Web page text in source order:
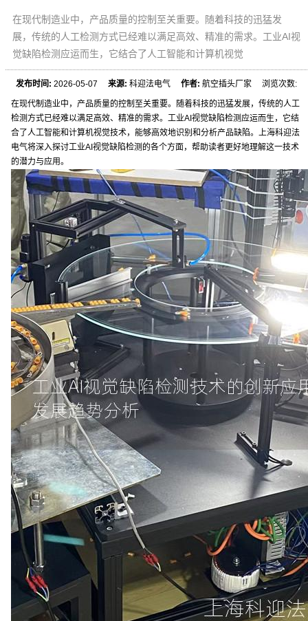
在现代制造业中，产品质量的控制至关重要。随着科技的迅猛发
展，传统的人工检测方式已经难以满足高效、精准的需求。工业AI视
觉缺陷检测应运而生，它结合了人工智能和计算机视觉
发布时间: 2026-05-07来源: 科迎法电气作者: 航空插头厂家 浏览次数:
在现代制造业中，产品质量的控制至关重要。随着科技的迅猛发展，传统的人工
检测方式已经难以满足高效、精准的需求。工业AI视觉缺陷检测应运而生，它结
合了人工智能和计算机视觉技术，能够高效地识别和分析产品缺陷。上海科迎法
电气将深入探讨工业AI视觉缺陷检测的各个方面，帮助读者更好地理解这一技术
的潜力与应用。